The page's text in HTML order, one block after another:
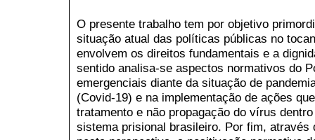
O presente trabalho tem por objetivo
situação atual das políticas públicas no
envolvem os direitos fundamentais e a
sentido analisa-se aspectos normativos do
emergenciais diante da situação de
(Covid-19) e na implementação de ações
tratamento e não propagação do vírus
sistema prisional brasileiro. Por fim, através